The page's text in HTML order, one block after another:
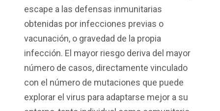
escape a las defensas inmunitarias
obtenidas por infecciones previas o
vacunación, o gravedad de la propia
infección. El mayor riesgo deriva del mayor
número de casos, directamente vinculado
con el número de mutaciones que puede
explorar el virus para adaptarse mejor a su